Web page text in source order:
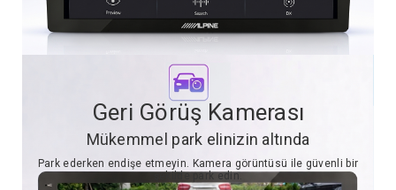
Geri Görüş Kamerası
Mükemmel park elinizin altında
Park ederken endişe etmeyin. Kamera görüntüsü ile güvenli bir
şekilde park edin.